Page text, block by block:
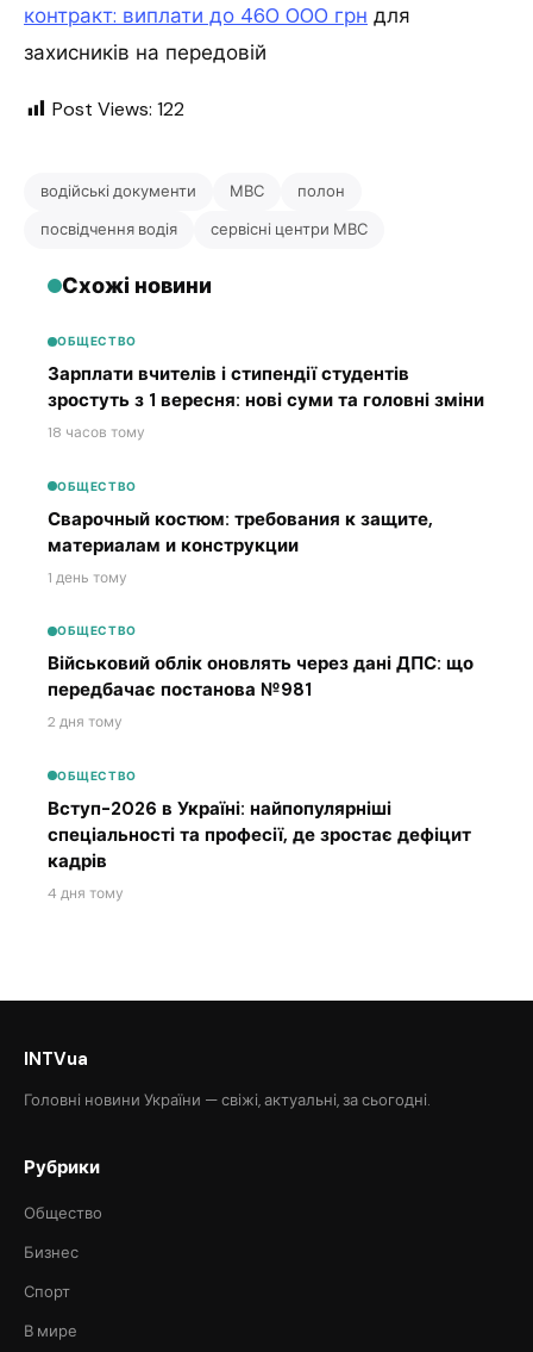
контракт: виплати до 460 000 грн для
захисників на передовій
Post Views: 122
водійські документи МВС
полон
посвідчення водія
сервісні центри МВС
Схожі новини
ОБЩЕСТВО
Зарплати вчителів і стипендії студентів
зростуть з 1 вересня: нові суми та головні зміни
18 часов тому
ОБЩЕСТВО
Сварочный костюм: требования к защите,
материалам и конструкции
1 день тому
ОБЩЕСТВО
Військовий облік оновлять через дані ДПС: що
передбачає постанова №981
2 дня тому
ОБЩЕСТВО
Вступ-2026 в Україні: найпопулярніші
спеціальності та професії, де зростає дефіцит
кадрів
4 дня тому
INTVua
Головні новини України — свіжі, актуальні, за сьогодні.
Рубрики
Общество
Бизнес
Спорт
В мире